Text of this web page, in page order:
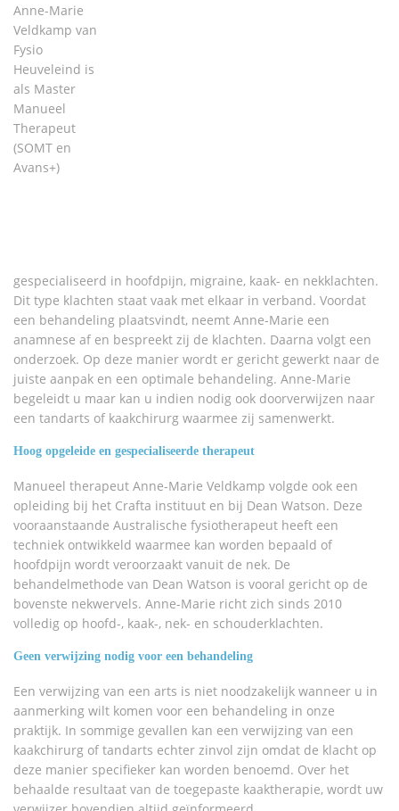
Anne-Marie
Veldkamp van
Fysio
Heuveleind is
als Master
Manueel
Therapeut
(SOMT en
Avans+)
gespecialiseerd in hoofdpijn, migraine, kaak- en nekklachten.
Dit type klachten staat vaak met elkaar in verband. Voordat
een behandeling plaatsvindt, neemt Anne-Marie een
anamnese af en bespreekt zij de klachten. Daarna volgt een
onderzoek. Op deze manier wordt er gericht gewerkt naar de
juiste aanpak en een optimale behandeling. Anne-Marie
begeleidt u maar kan u indien nodig ook doorverwijzen naar
een tandarts of kaakchirurg waarmee zij samenwerkt.
Hoog opgeleide en gespecialiseerde therapeut
Manueel therapeut Anne-Marie Veldkamp volgde ook een
opleiding bij het Crafta instituut en bij Dean Watson. Deze
vooraanstaande Australische fysiotherapeut heeft een
techniek ontwikkeld waarmee kan worden bepaald of
hoofdpijn wordt veroorzaakt vanuit de nek. De
behandelmethode van Dean Watson is vooral gericht op de
bovenste nekwervels. Anne-Marie richt zich sinds 2010
volledig op hoofd-, kaak-, nek- en schouderklachten.
Geen verwijzing nodig voor een behandeling
Een verwijzing van een arts is niet noodzakelijk wanneer u in
aanmerking wilt komen voor een behandeling in onze
praktijk. In sommige gevallen kan een verwijzing van een
kaakchirurg of tandarts echter zinvol zijn omdat de klacht op
deze manier specifieker kan worden benoemd. Over het
behaalde resultaat van de toegepaste kaaktherapie, wordt uw